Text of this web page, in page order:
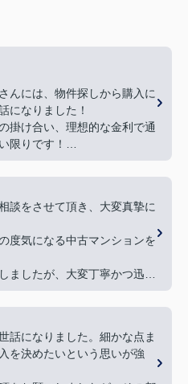
んには、物件探しから購入に
になりました！
掛け合い、理想的な金利で通
限りです！
かかわらず、何件も何件も、
ださり、当初から親身に動い
感謝しています。
た事、嬉しく思います。本当
した！
った矢野さんには、たいへん
の要望に沿った物件探しに尽
れる、素敵な家に出会えるこ
や質問にも丁寧に説明して下
談をさせて頂き、大変真摯に
度気になる中古マンションを
ましたが、大変丁寧かつ迅速
しております。
て下さるのに加え、
を同じ目線で考えてくださ
を受けました。ありがとうご
話になりました。細かな点ま
を決めたいという思いが強